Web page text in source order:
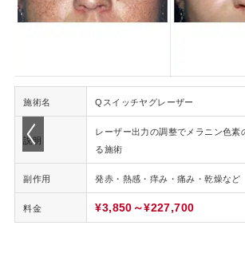
施術名 Qスイッチヤグレーザー
説明
レーザー出力の調整でメラニン色素
る施術
副作用 発赤・熱感・痒み・痛み・乾燥など
料金 ¥3,850～¥227,700